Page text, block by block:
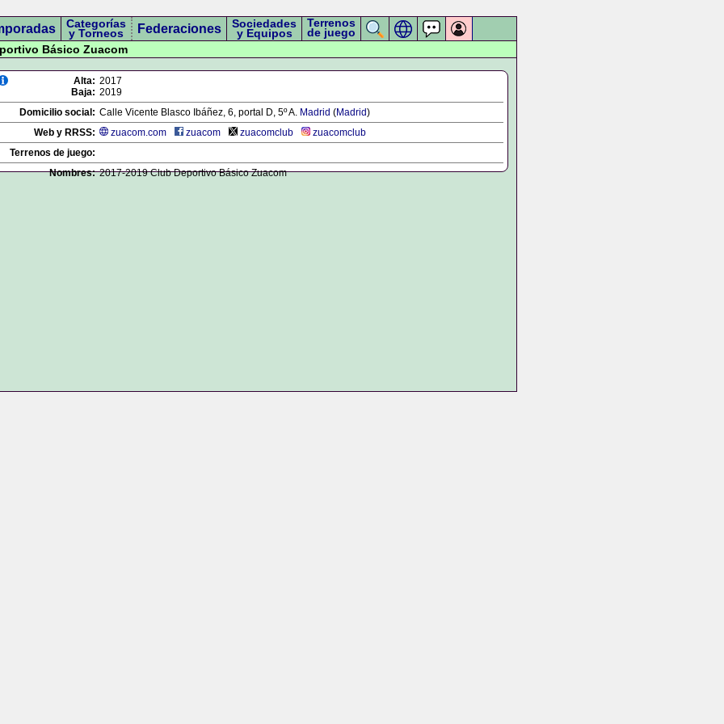
Categorías
y Torneos Federaciones Sociedades
y Equipos
Terrenos
de juego
Básico Zuacom
Alta: 2017
Baja: 2019
Domicilio social: Calle Vicente Blasco Ibáñez, 6, portal D, 5º A. Madrid (Madrid)
Web y RRSS:
zuacom.com zuacom zuacomclub
zuacomclub
Terrenos de juego:
Nombres: 2017-2019 Club Deportivo Básico Zuacom